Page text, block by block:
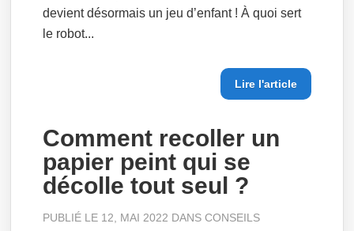
devient désormais un jeu d’enfant ! À quoi sert
le robot...
Lire l'article
Comment recoller un
papier peint qui se
décolle tout seul ?
PUBLIÉ LE 12, MAI 2022 DANSCONSEILS